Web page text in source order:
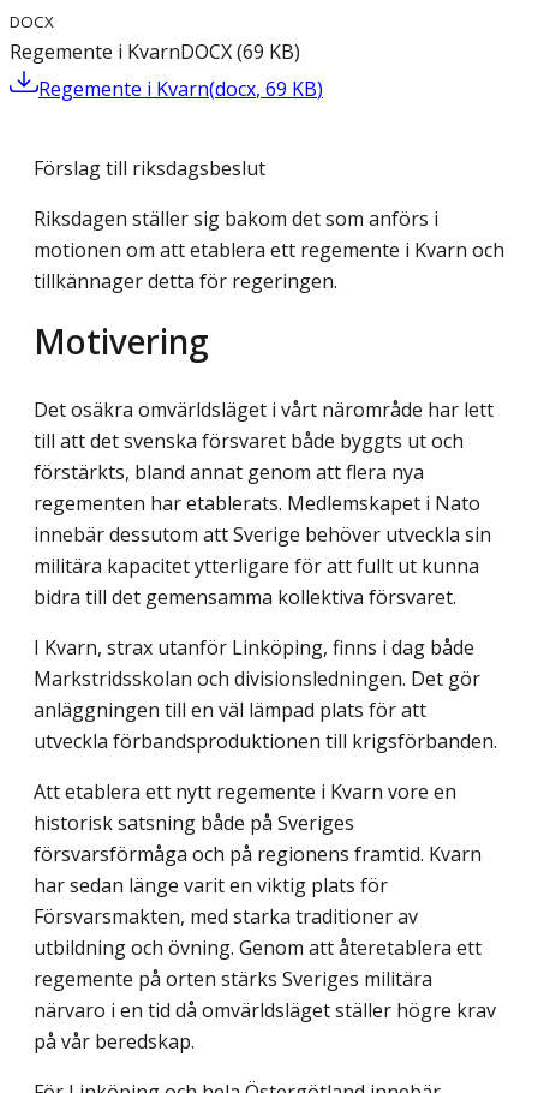
DOCX
Regemente i KvarnDOCX(69 KB)
Regemente i Kvarn(docx, 69 KB)
Förslag till riksdagsbeslut
Riksdagen ställer sig bakom det som anförs i
motionen om att etablera ett regemente i Kvarn och
tillkännager detta för regeringen.
Motivering
Det osäkra omvärldsläget i vårt närområde har lett
till att det svenska försvaret både byggts ut och
förstärkts, bland annat genom att flera nya
regementen har etablerats. Medlemskapet i Nato
innebär dessutom att Sverige behöver utveckla sin
militära kapacitet ytterligare för att fullt ut kunna
bidra till det gemensamma kollektiva försvaret.
I Kvarn, strax utanför Linköping, finns i dag både
Markstridsskolan och divisions­ledningen. Det gör
anläggningen till en väl lämpad plats för att
utveckla förbands­produktionen till krigsförbanden.
Att etablera ett nytt regemente i Kvarn vore en
historisk satsning både på Sveriges
försvarsförmåga och på regionens framtid. Kvarn
har sedan länge varit en viktig plats för
Försvarsmakten, med starka traditioner av
utbildning och övning. Genom att åter­etablera ett
regemente på orten stärks Sveriges militära
närvaro i en tid då omvärldsläget ställer högre krav
på vår beredskap.